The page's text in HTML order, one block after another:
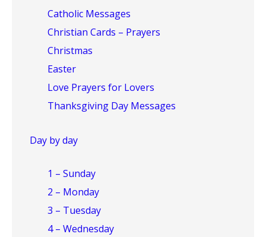
Catholic Messages
Christian Cards – Prayers
Christmas
Easter
Love Prayers for Lovers
Thanksgiving Day Messages
Day by day
1 – Sunday
2 – Monday
3 – Tuesday
4 – Wednesday